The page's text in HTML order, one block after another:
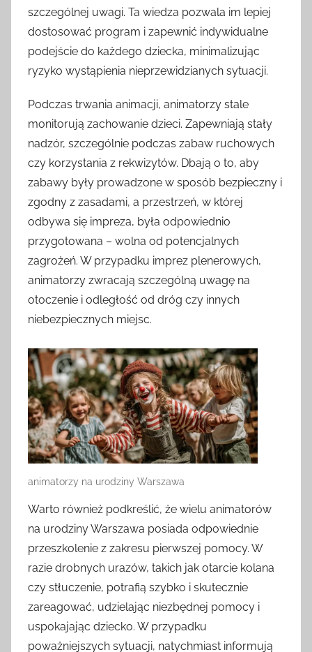
szczególnej uwagi. Ta wiedza pozwala im lepiej
dostosować program i zapewnić indywidualne
podejście do każdego dziecka, minimalizując
ryzyko wystąpienia nieprzewidzianych sytuacji.
Podczas trwania animacji, animatorzy stale
monitorują zachowanie dzieci. Zapewniają stały
nadzór, szczególnie podczas zabaw ruchowych
czy korzystania z rekwizytów. Dbają o to, aby
zabawy były prowadzone w sposób bezpieczny i
zgodny z zasadami, a przestrzeń, w której
odbywa się impreza, była odpowiednio
przygotowana – wolna od potencjalnych
zagrożeń. W przypadku imprez plenerowych,
animatorzy zwracają szczególną uwagę na
otoczenie i odległość od dróg czy innych
niebezpiecznych miejsc.
animatorzy na urodziny Warszawa
Warto również podkreślić, że wielu animatorów
na urodziny Warszawa posiada odpowiednie
przeszkolenie z zakresu pierwszej pomocy. W
razie drobnych urazów, takich jak otarcie kolana
czy stłuczenie, potrafią szybko i skutecznie
zareagować, udzielając niezbędnej pomocy i
uspokajając dziecko. W przypadku
poważniejszych sytuacji, natychmiast informują